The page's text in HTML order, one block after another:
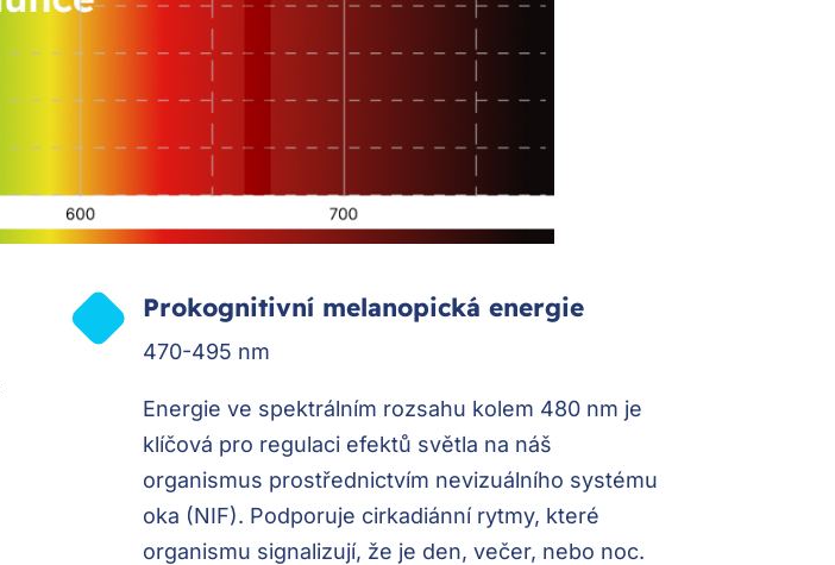
Prokognitivní melanopická energie
470-495 nm
Energie ve spektrálním rozsahu kolem 480 nm je
klíčová pro regulaci efektů světla na náš
organismus prostřednictvím nevizuálního systému
oka (NIF). Podporuje cirkadiánní rytmy, které
organismu signalizují, že je den, večer, nebo noc.